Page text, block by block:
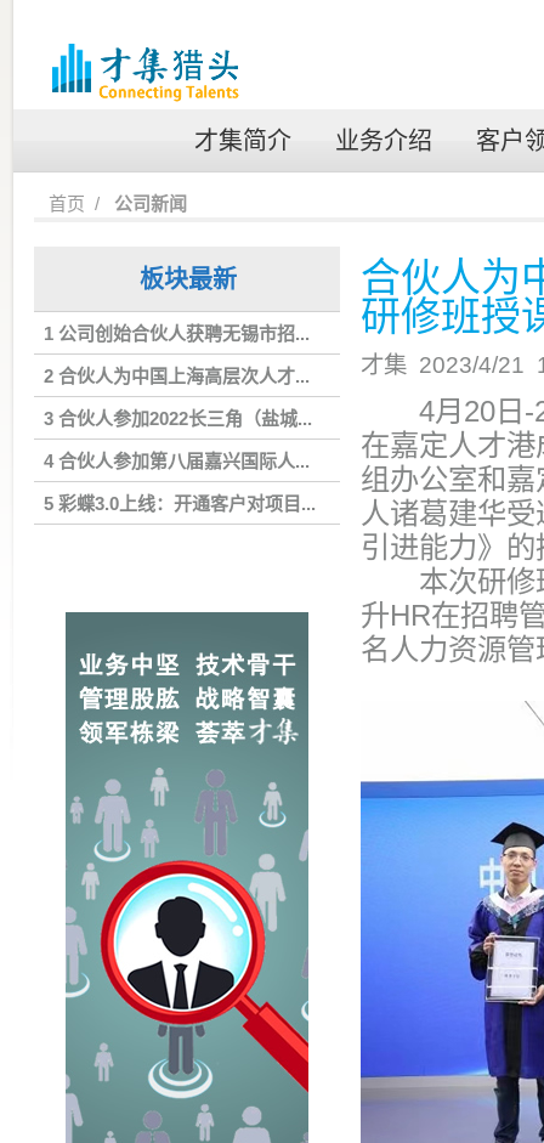
才集简介 业务介绍 客户
首页 / 公司新闻
板块最新
1 公司创始合伙人获聘无锡市招...
2 合伙人为中国上海高层次人才...
3 合伙人参加2022长三角（盐城...
4 合伙人参加第八届嘉兴国际人...
5 彩蝶3.0上线：开通客户对项目...
合伙人为
研修班授
才集 2023/4/21
4月20日-21
在嘉定人才
组办公室和
人诸葛建华
引进能力》的
本次研修班
升HR在招聘
名人力资源